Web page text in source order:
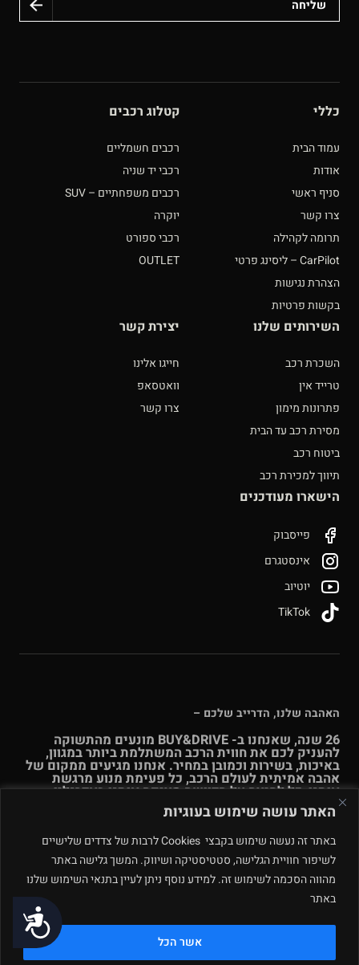
נגישות
האתר עושה שימוש בעוגיות
באתר זה נעשה שימוש בקבצי Cookies לרבות של צדדים שלישיים
לשיפור חוויית הגלישה, סטטיסטיקה ושיווק. המשך גלישה באתר
מהווה הסכמה לשימוש זה. למידע נוסף ניתן לעיין בתנאי השימוש שלנו
באתר
אשר הכל
כללי
עמוד הבית
אודות
סניף ראשי
צרו קשר
תרומה לקהילה
CarPilot – ליסינג פרטי
הצהרת נגישות
בקשות פרטיות
קטלוג רכבים
רכבים חשמליים
רכבי יד שניה
רכבים משפחתיים – SUV
יוקרה
רכבי ספורט
OUTLET
השירותים שלנו
השכרת רכב
טרייד אין
פתרונות מימון
מסירת רכב עד הבית
ביטוח רכב
תיווך למכירת רכב
יצירת קשר
חייגו אלינו
וואטסאפ
צרו קשר
הישארו מעודכנים
פייסבוק
אינסטגרם
יוטיוב
האהבה שלנו, הדרייב שלכם –
26 שנה, שאנחנו ב- BUY&DRIVE מונעים מהתשוקה
להעניק לכם את חווית הרכב המשתלמת ביותר במגוון,
באיכות, בשירות וכמובן במחיר. אנחנו מגיעים ממקום של
אהבה אמיתית לעולם הרכב, כל פעימת מנוע מרגשת
אותנו, כל לחיצה על הדוושה מציפה אותנו באדרנלין.
האהבה הזו עומדת בבסיס מערכת היחסים שלנו עם כל
© Buy & Drive 2004-2026. כל הזכויות באתר זה שמורות. |
תקנון
תנאי שימוש
רחוב המלאכה 4, מתחם